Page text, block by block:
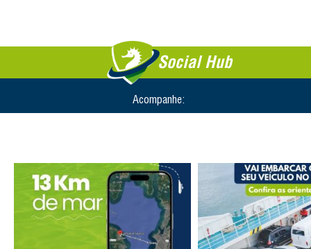
Social Hub
Acompanhe: